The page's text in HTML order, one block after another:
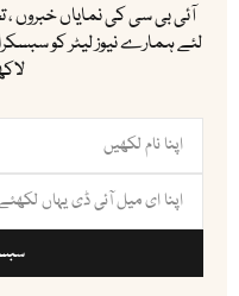
آئی بی سی کی نمایاں خبروں
لئے ہمارے نیوز لیٹر کو